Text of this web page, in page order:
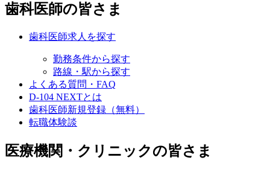
歯科医師の皆さま
歯科医師求人を探す
勤務条件から探す
路線・駅から探す
よくある質問・FAQ
D-104 NEXTとは
歯科医師新規登録（無料）
転職体験談
医療機関・クリニックの皆さま